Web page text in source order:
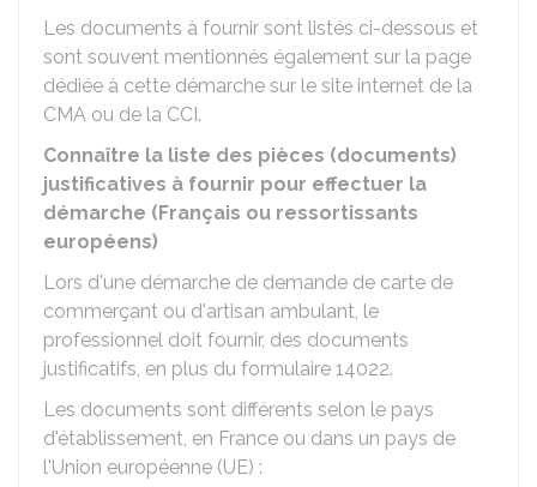
Les documents à fournir sont listés ci-dessous et
sont souvent mentionnés également sur la page
dédiée à cette démarche sur le site internet de la
CMA ou de la CCI.
Connaître la liste des pièces (documents)
justificatives à fournir pour effectuer la
démarche (Français ou ressortissants
européens)
Lors d'une démarche de demande de carte de
commerçant ou d'artisan ambulant, le
professionnel doit fournir, des documents
justificatifs, en plus du formulaire 14022.
Les documents sont différents selon le pays
d'établissement, en France ou dans un pays de
l'Union européenne (UE) :